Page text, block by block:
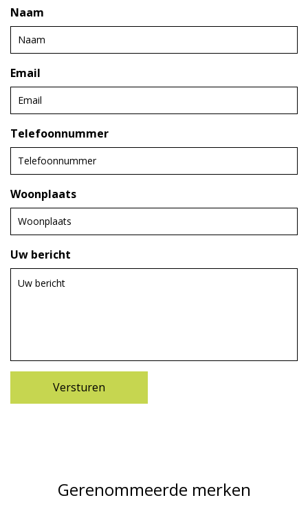
Naam
Email
Telefoonnummer
Woonplaats
Uw bericht
Gerenommeerde merken